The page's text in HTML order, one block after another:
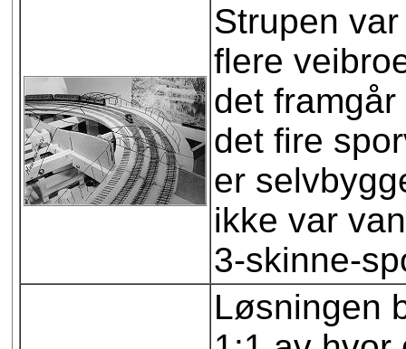
Strupen
flere
det
det fire
er
ikke var
3-skinne-
Løsningen